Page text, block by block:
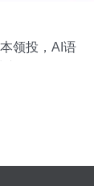
领投，AI语